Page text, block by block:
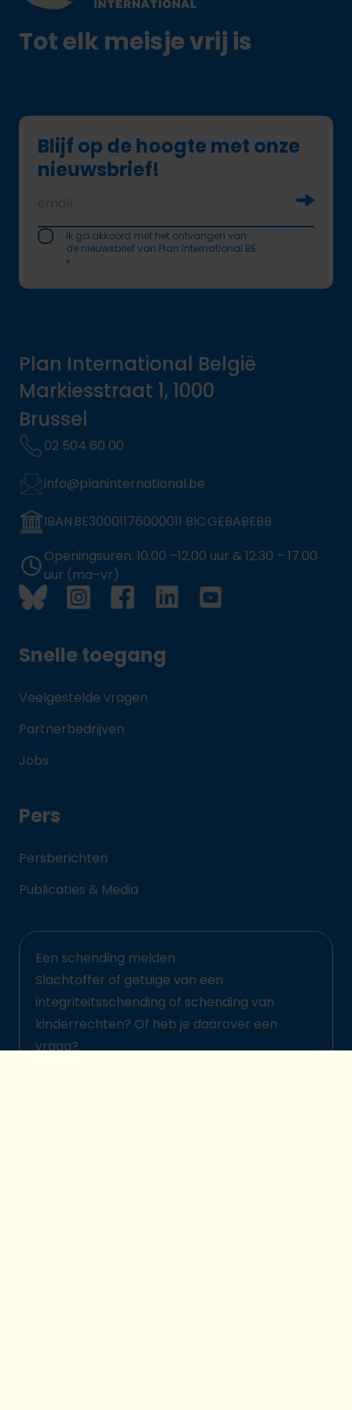
Tot elk meisje vrij is
Blijf op de hoogte met onze
nieuwsbrief!
Ik ga akkoord met het ontvangen van
de nieuwsbrief van Plan International BE.
*
Plan International België
Markiesstraat 1, 1000
Brussel
02 504 60 00
info@planinternational.be
IBAN BE30001176000011 BIC GEBABEBB
Openingsuren: 10.00 –12.00 uur & 12.30 – 17.00
uur (ma–vr)
Snelle toegang
Veelgestelde vragen
Partnerbedrijven
Jobs
Pers
Persberichten
Publicaties & Media
Een schending melden
Slachtoffer of getuige van een
integriteitsschending of schending van
kinderrechten? Of heb je daarover een
vraag?